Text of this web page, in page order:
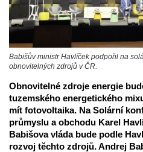
Babišův ministr Havlíček podpořil na
obnovitelných zdrojů v ČR.
Obnovitelné zdroje energie
tuzemského energetického
mít fotovoltaika. Na Solární
průmyslu a obchodu Karel
Babišova vláda bude podle
rozvoj těchto zdrojů. Andrej